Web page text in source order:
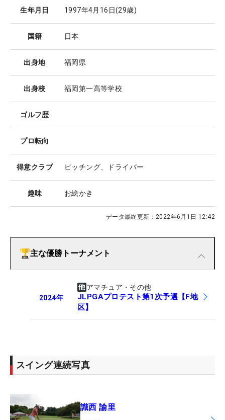
生年月日 1997年4月16日(29歳)
国籍 日本
出身地 福岡県
出身校 福岡第一高等学校
ゴルフ歴
プロ転向
得意クラブ ピッチング、ドライバー
趣味 お絵かき
データ最終更新： 2022年6月1日 12:42
主な優勝トーナメント
2024年
アマチュア・その他
JLPGAプロテスト第1次予選【F地
区】
スイング連続写真
識西 諭里